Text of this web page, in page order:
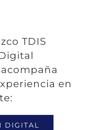
TDIS
en
DIGITAL